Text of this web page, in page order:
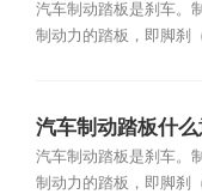
汽车制动踏板是刹车。
制动力的踏板，即脚刹
汽车制动踏板什
汽车制动踏板是刹车。
制动力的踏板，即脚刹